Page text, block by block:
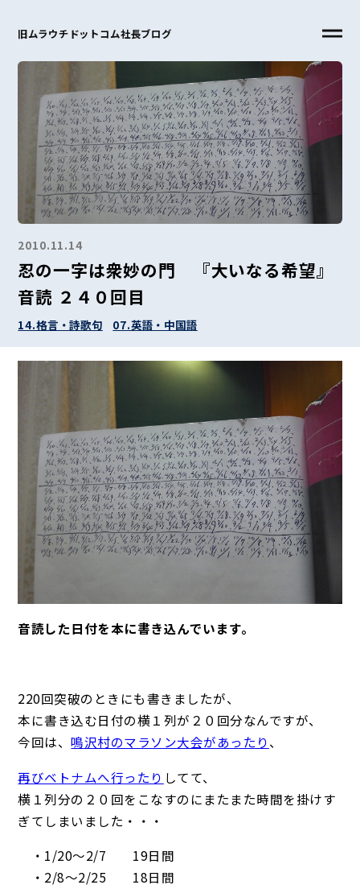
旧ムラウチドットコム社長ブログ
2010.11.14
忍の一字は衆妙の門 『大いなる希望』
音読 ２４０回目
14.格言・詩歌句 07.英語・中国語
音読した日付を本に書き込んでいます。
220回突破のときにも書きましたが、
本に書き込む日付の横１列が２０回分なんですが、
今回は、鳴沢村のマラソン大会があったり、
再びベトナムへ行ったり してて、
横１列分の２０回をこなすのにまたまた時間を掛けす
ぎてしまいました・・・
・1/20～2/7 19日間
・2/8～2/25 18日間